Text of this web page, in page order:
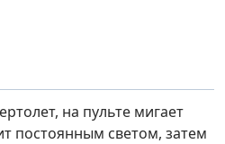
на пульте мигает
постоянным светом, затем